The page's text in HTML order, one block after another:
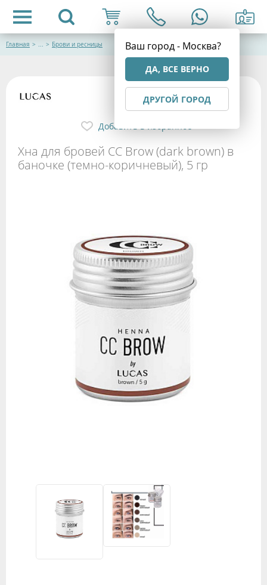
Ваш город - Москва?
ДА, ВСЕ ВЕРНО
ДРУГОЙ ГОРОД
Главная > ... > Брови и ресницы
Хна для бровей CC Brow (dark brown) в
баночке (темно-коричневый), 5 гр
Добавить в избранное